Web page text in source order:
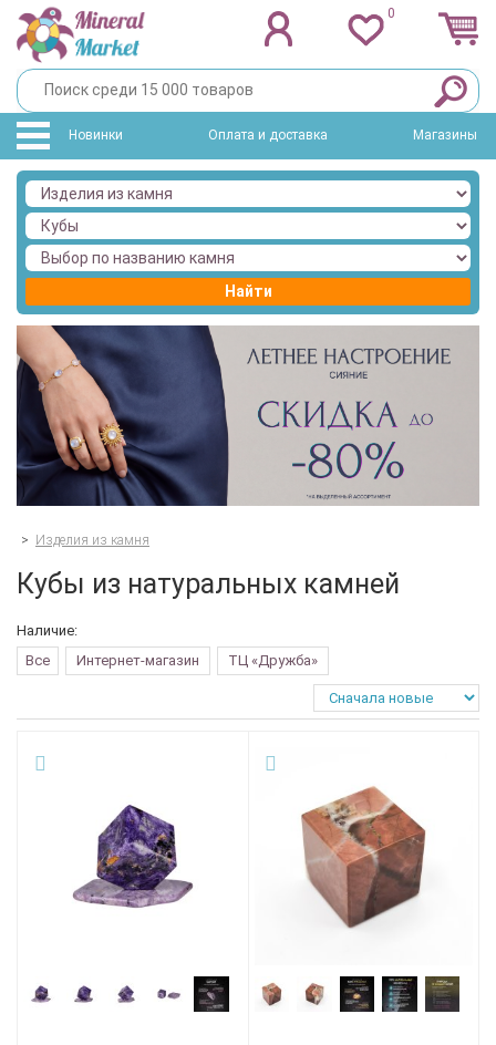
0
Новинки Оплата и доставка Магазины
Найти
> Изделия из камня
Кубы из натуральных камней
Наличие:
Все
Интернет-магазин ТЦ «Дружба»